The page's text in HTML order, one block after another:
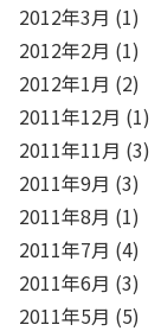
2012年3月 (1)
2012年2月 (1)
2012年1月 (2)
2011年12月 (1)
2011年11月 (3)
2011年9月 (3)
2011年8月 (1)
2011年7月 (4)
2011年6月 (3)
2011年5月 (5)